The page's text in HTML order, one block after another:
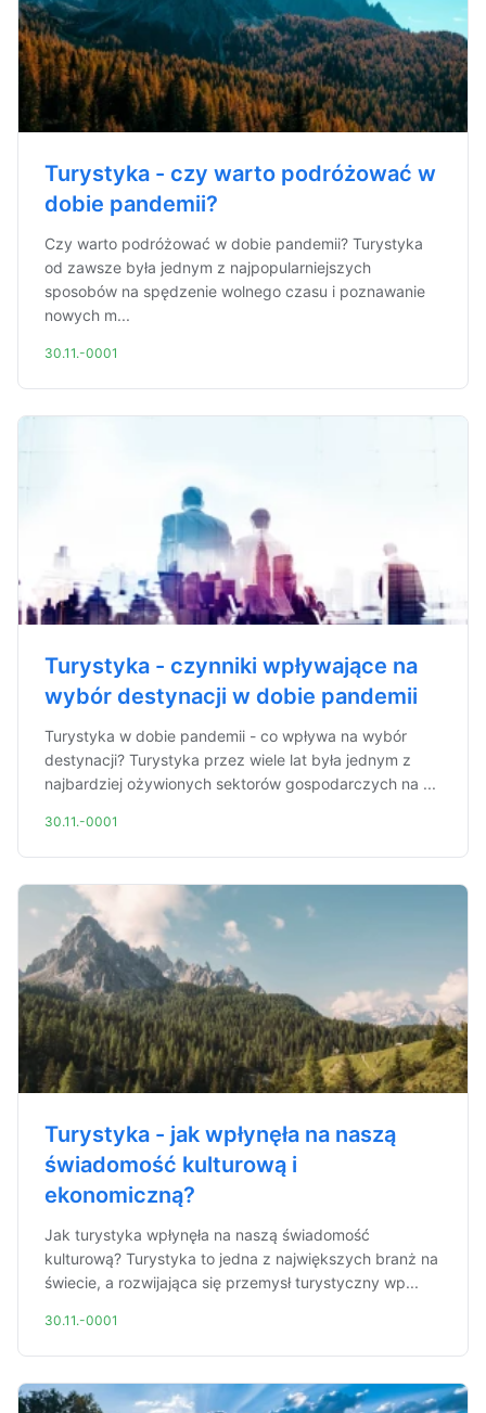
Turystyka - czy warto podróżować w
dobie pandemii?
Czy warto podróżować w dobie pandemii? Turystyka
od zawsze była jednym z najpopularniejszych
sposobów na spędzenie wolnego czasu i poznawanie
nowych m...
30.11.-0001
Turystyka - czynniki wpływające na
wybór destynacji w dobie pandemii
Turystyka w dobie pandemii - co wpływa na wybór
destynacji? Turystyka przez wiele lat była jednym z
najbardziej ożywionych sektorów gospodarczych na ...
30.11.-0001
Turystyka - jak wpłynęła na naszą
świadomość kulturową i
ekonomiczną?
Jak turystyka wpłynęła na naszą świadomość
kulturową? Turystyka to jedna z największych branż na
świecie, a rozwijająca się przemysł turystyczny wp...
30.11.-0001